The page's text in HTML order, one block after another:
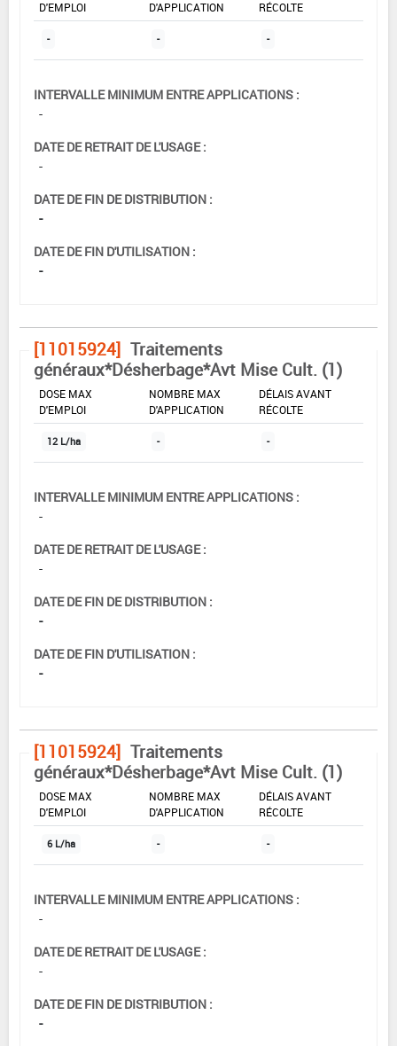
D'EMPLOI D'APPLICATION RÉCOLTE
- - -
INTERVALLE MINIMUM ENTRE APPLICATIONS :
-
DATE DE RETRAIT DE L'USAGE :
-
DATE DE FIN DE DISTRIBUTION :
-
DATE DE FIN D'UTILISATION :
-
[11015924] Traitements
généraux*Désherbage*Avt Mise Cult. (1)
DOSE MAX
D'EMPLOI
NOMBRE MAX
D'APPLICATION
DÉLAIS AVANT
RÉCOLTE
12 L/ha - -
INTERVALLE MINIMUM ENTRE APPLICATIONS :
-
DATE DE RETRAIT DE L'USAGE :
-
DATE DE FIN DE DISTRIBUTION :
-
DATE DE FIN D'UTILISATION :
-
[11015924] Traitements
généraux*Désherbage*Avt Mise Cult. (1)
DOSE MAX
D'EMPLOI
NOMBRE MAX
D'APPLICATION
DÉLAIS AVANT
RÉCOLTE
6 L/ha - -
INTERVALLE MINIMUM ENTRE APPLICATIONS :
-
DATE DE RETRAIT DE L'USAGE :
-
DATE DE FIN DE DISTRIBUTION :
-